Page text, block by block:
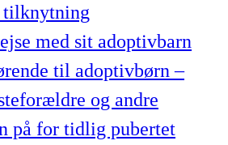
tilknytning
med sit adoptivbarn
til adoptivbørn –
og andre
på for tidlig pubertet